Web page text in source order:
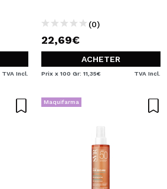
TVA Incl.
(0)
22,69€
ACHETER
Prix x 100 Gr: 11,35€ TVA Incl.
Maquifarma